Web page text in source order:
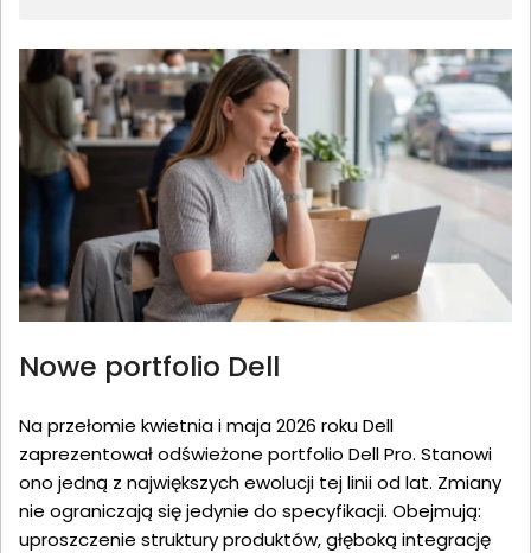
Nowe portfolio Dell
Na przełomie kwietnia i maja 2026 roku Dell
zaprezentował odświeżone portfolio Dell Pro. Stanowi
ono jedną z największych ewolucji tej linii od lat. Zmiany
nie ograniczają się jedynie do specyfikacji. Obejmują:
uproszczenie struktury produktów, głęboką integrację